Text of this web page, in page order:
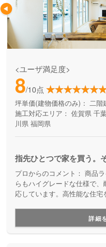
<ユーザ満足度>
8/10点
坪単価(建物価格のみ)： 二階
施工対応エリア： 佐賀県 千
川県 福岡県
指先ひとつで家を買う。
プロからのコメント： 商品
らもハイグレードな仕様で
応しています。高性能な住
詳細